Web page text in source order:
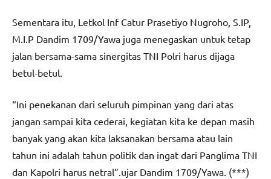
Sementara itu, Letkol Inf Catur Prasetiyo Nugroho, S.IP,
M.I.P Dandim 1709/Yawa juga menegaskan untuk tetap
jalan bersama-sama sinergitas TNI Polri harus dijaga
betul-betul.
“Ini penekanan dari seluruh pimpinan yang dari atas
jangan sampai kita cederai, kegiatan kita ke depan masih
banyak yang akan kita laksanakan bersama atau lain
tahun ini adalah tahun politik dan ingat dari Panglima TNI
dan Kapolri harus netral”.ujar Dandim 1709/Yawa. (***)